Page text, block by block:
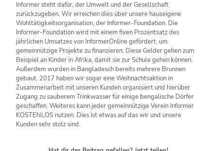
Informer steht dafür, der Umwelt und der Gesellschaft
zurückzugeben. Wir erreichen dies über unsere hauseigene
Wohltätigkeitsorganisation, der Informer-Foundation. Die
Informer-Foundation wird mit einem fixen Prozentsatz des
jährlichen Umsatzes von InformerOnline gefördert, um
gemeinnützige Projekte zu finanzieren. Diese Gelder gehen zum
Beispiel an Kinder in Afrika, damit sie zur Schule gehen können.
Außerdem wurden in Bangladesch bereits mehrere Brunnen
gebaut. 2017 haben wir sogar eine Weihnachtsaktion in
Zusammenarbeit mit unseren Kunden organisiert und hierüber
Zugang zu sauberem Trinkwasser für einige bengalische Dörfer
geschaffen. Weiteres kann jeder gemeinnützige Verein Informer
KOSTENLOS nutzen. Dies ist etwas auf das wir und unsere
Kunden sehr stolz sind.